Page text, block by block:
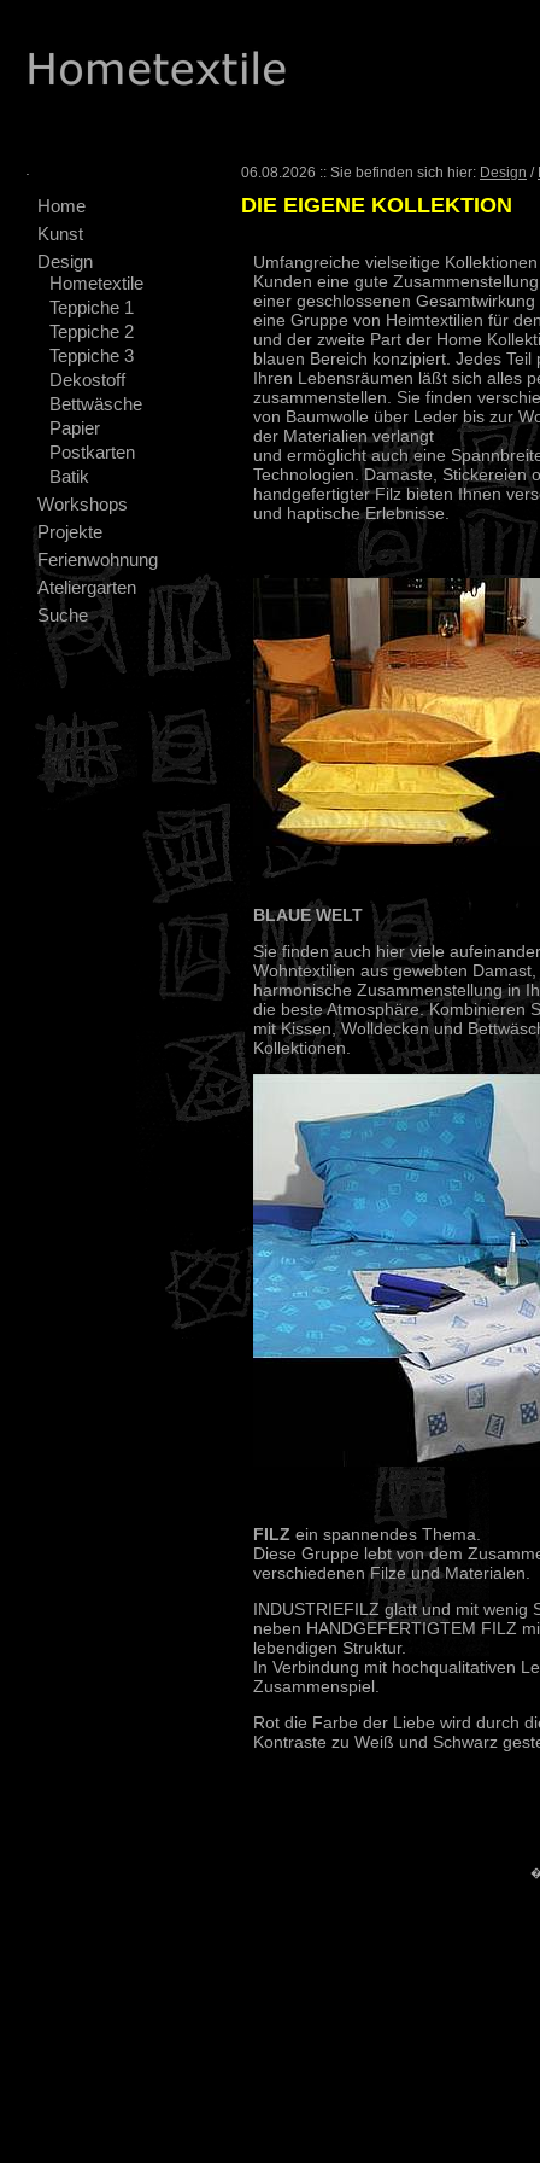
Home
Kunst
Design
Hometextile
Teppiche 1
Teppiche 2
Teppiche 3
Dekostoff
Bettwäsche
Papier
Postkarten
Batik
Workshops
Projekte
Ferienwohnung
Ateliergarten
Suche
06.08.2026 :: Sie befinden sich hier: Design /
DIE EIGENE KOLLEKTION
Umfangreiche vielseitige
Kunden eine gute
einer geschlossenen
eine Gruppe von Heimtextilien für
und der zweite Part der Home
blauen Bereich konzipiert. Jedes
Ihren Lebensräumen läßt sich alles
zusammenstellen. Sie finden
von Baumwolle über Leder bis zur
der Materialien verlangt
und ermöglicht auch eine
Technologien. Damaste, Stickereien
handgefertigter Filz bieten Ihnen
und haptische Erlebnisse.
BLAUE WELT
Sie finden auch hier viele
Wohntextilien aus gewebten
harmonische Zusammenstellung in
die beste Atmosphäre. Kombinieren
mit Kissen, Wolldecken und
Kollektionen.
FILZ ein spannendes Thema.
Diese Gruppe lebt von dem
verschiedenen Filze und Materialen.
INDUSTRIEFILZ glatt und mit wenig
neben HANDGEFERTIGTEM FILZ
lebendigen Struktur.
In Verbindung mit hochqualitativen
Zusammenspiel.
Rot die Farbe der Liebe wird durch
Kontraste zu Weiß und Schwarz
�